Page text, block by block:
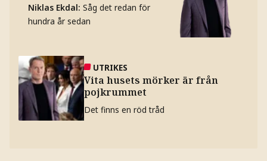
Niklas Ekdal: Såg det redan för
hundra år sedan
UTRIKES
Vita husets mörker är från
pojkrummet
Det finns en röd tråd